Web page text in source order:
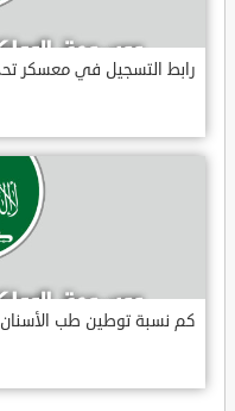
رابط التسجيل في معسكر
كم نسبة توطين طب الأسنان